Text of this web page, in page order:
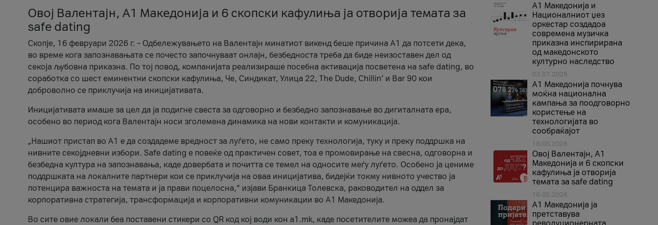
Овој Валентајн, A1 Македонија и 6 скопски кафулиња ја отворија темата за
safe dating
Скопје, 16 февруари 2026 г. – Одбележувањето на Валентајн минатиот викенд беше причина А1 да потсети дека,
во време кога запознавањата се почесто започнуваат онлајн, безбедноста треба да биде неизоставен дел од
секоја љубовна приказна. По тој повод, компанијата реализираше посебна активација посветена на safe dating, во
соработка со шест еминентни скопски кафулиња, Че, Синдикат, Улица 22, The Dude, Chillin’ и Bar 90 кои
доброволно се приклучија на иницијативата.
Иницијативата имаше за цел да ја подигне свеста за одговорно и безбедно запознавање во дигиталната ера,
особено во период кога Валентајн носи зголемена динамика на нови контакти и комуникација.
„Нашиот пристап во А1 е да создадеме вредност за луѓето, не само преку технологија, туку и преку поддршка на
нивните секојдневни избори. Safe dating е повеќе од практичен совет, тоа е промовирање на свесна, одговорна и
безбедна култура на запознавања, каде довербата и почитта се темел на односите меѓу луѓето. Особено ја цениме
поддршката на локалните партнери кои се приклучија на оваа иницијатива, бидејќи токму нивното учество ја
потенцира важноста на темата и ја прави поцелосна,“ изјави Бранкица Толевска, раководител на оддел за
корпоративна стратегија, трансформација и корпоративни комуникации во А1 Македонија.
Во сите овие локали беа поставени стикери со QR код кој води кон a1.mk, каде посетителите можеа да пронајдат
А1 Македонија и
Националниот џез
оркестар создадоа
современа музичка
приказна инспирирана
од македонското
културно наследство
03.07.2026
A1 Македонија почнува
моќна национална
кампања за поодговорно
користење на
технологијата во
сообраќајот
18.05.2026
Овој Валентајн, A1
Македонија и 6 скопски
кафулиња ја отворија
темата за safe dating
16.02.2026
А1 Македонија ја
претставува
револуционерната